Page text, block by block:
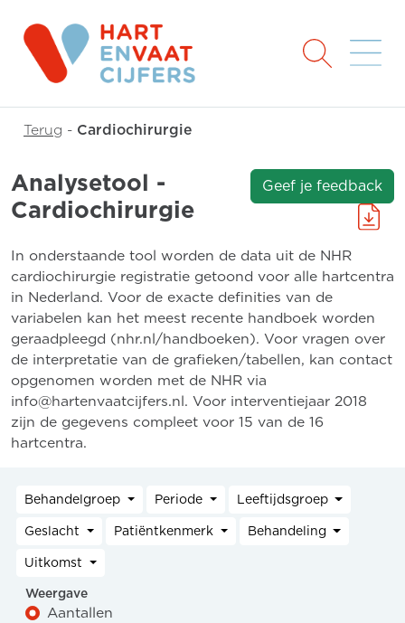
Terug - Cardiochirurgie
Analysetool -
Cardiochirurgie
Geef je feedback
In onderstaande tool worden de data uit de NHR
cardiochirurgie registratie getoond voor alle hartcentra
in Nederland. Voor de exacte definities van de
variabelen kan het meest recente handboek worden
geraadpleegd (nhr.nl/handboeken). Voor vragen over
de interpretatie van de grafieken/tabellen, kan contact
opgenomen worden met de NHR via
info@hartenvaatcijfers.nl. Voor interventiejaar 2018
zijn de gegevens compleet voor 15 van de 16
hartcentra.
Behandelgroep Periode Leeftijdsgroep
Geslacht Patiëntkenmerk Behandeling
Uitkomst
Weergave
Aantallen